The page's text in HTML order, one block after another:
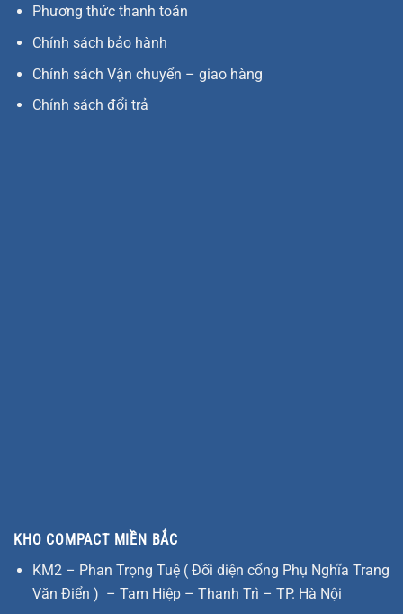
Phương thức thanh toán
Chính sách bảo hành
Chính sách Vận chuyển – giao hàng
Chính sách đổi trả
KHO COMPACT MIỀN BẮC
KM2 – Phan Trọng Tuệ ( Đối diện cổng Phụ Nghĩa Trang
Văn Điển ) – Tam Hiệp – Thanh Trì – TP. Hà Nội